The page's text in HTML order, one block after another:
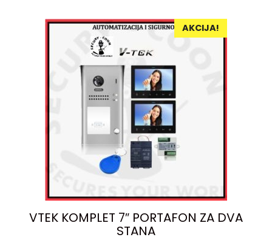
AKCIJA!
VTEK KOMPLET 7″ PORTAFON ZA DVA
STANA